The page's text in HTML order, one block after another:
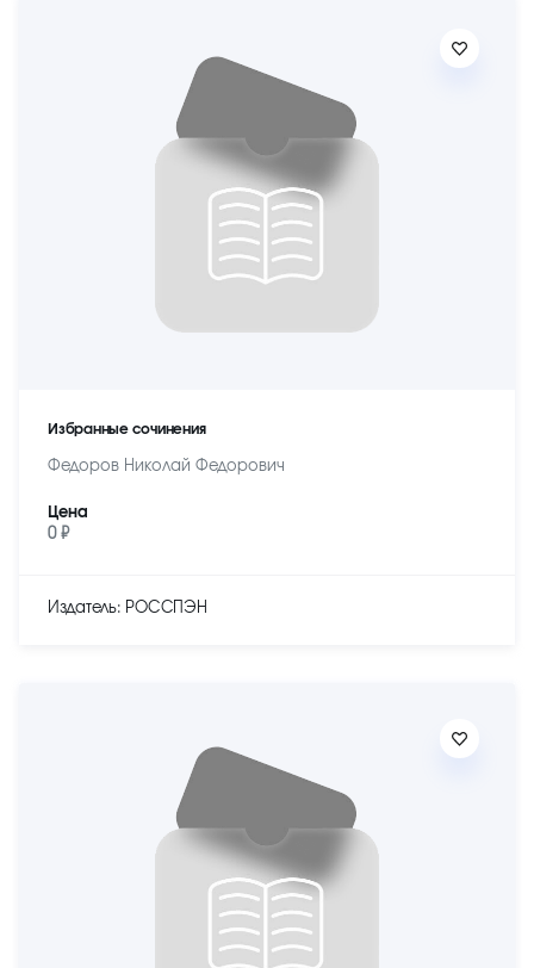
Избранные сочинения
Федоров Николай Федорович
Цена
0 ₽
Издатель: РОССПЭН